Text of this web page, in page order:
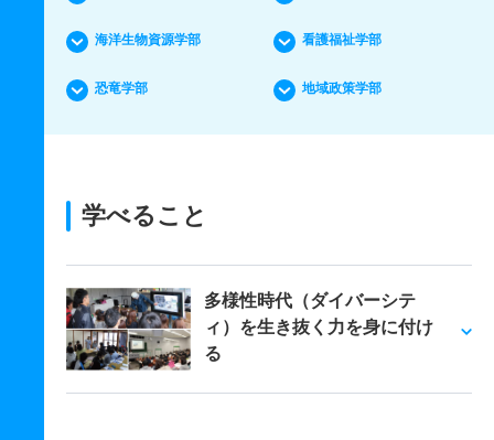
海洋生物資源学部 看護福祉学部
恐竜学部 地域政策学部
学べること
多様性時代（ダイバーシテ
ィ）を生き抜く力を身に付け
る